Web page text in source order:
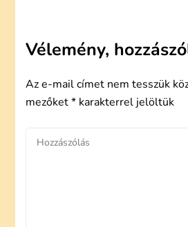
Vélemény,
Az e-mail címet nem tesszük
mezőket* karakterrel jelöltük